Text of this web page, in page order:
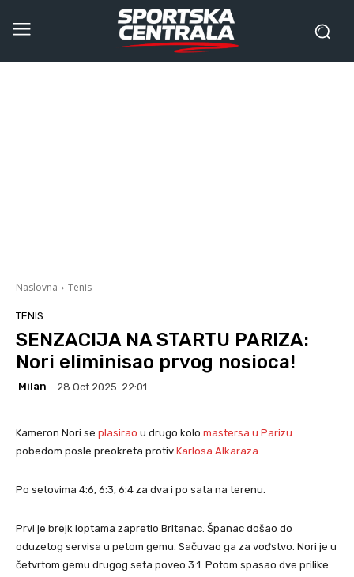
Naslovna Tenis
TENIS
SENZACIJA NA STARTU PARIZA:
Nori eliminisao prvog nosioca!
Milan 28 Oct 2025. 22:01
Kameron Nori se plasirao u drugo kolo mastersa u Parizu
pobedom posle preokreta protiv Karlosa Alkaraza.
Po setovima 4:6, 6:3, 6:4 za dva i po sata na terenu.
Prvi je brejk loptama zapretio Britanac. Španac došao do
oduzetog servisa u petom gemu. Sačuvao ga za vođstvo. Nori je u
četvrtom gemu drugog seta poveo 3:1. Potom spasao dve prilike